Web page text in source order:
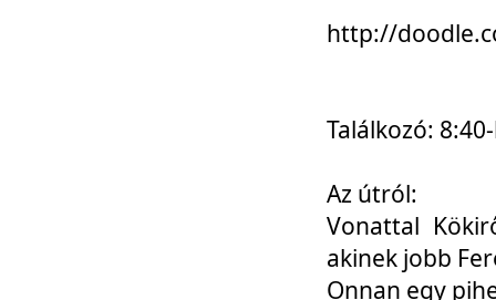
http://
Találkozó:
Az útról:
Vonattal
akinek jobb
Onnan egy